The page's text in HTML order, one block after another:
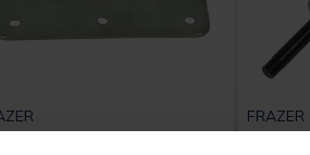
FRAZER